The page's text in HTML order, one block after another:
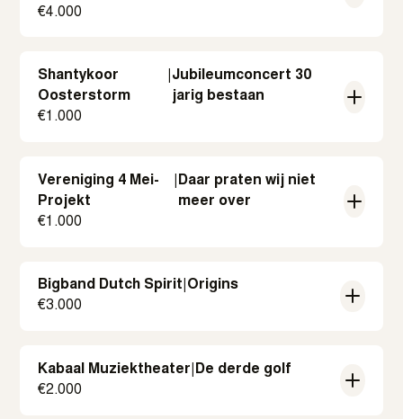
€4.000
Shantykoor
Oosterstorm
Jubileumconcert 30
jarig bestaan
€1.000
Vereniging 4 Mei-
Projekt
Daar praten wij niet
meer over
€1.000
Bigband Dutch Spirit Origins
€3.000
Kabaal Muziektheater De derde golf
€2.000